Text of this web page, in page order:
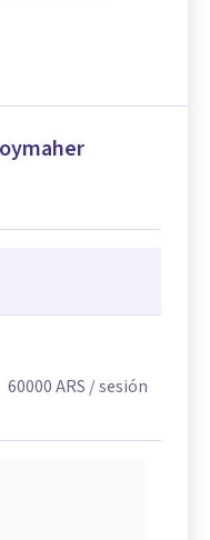
60000ARS / sesión